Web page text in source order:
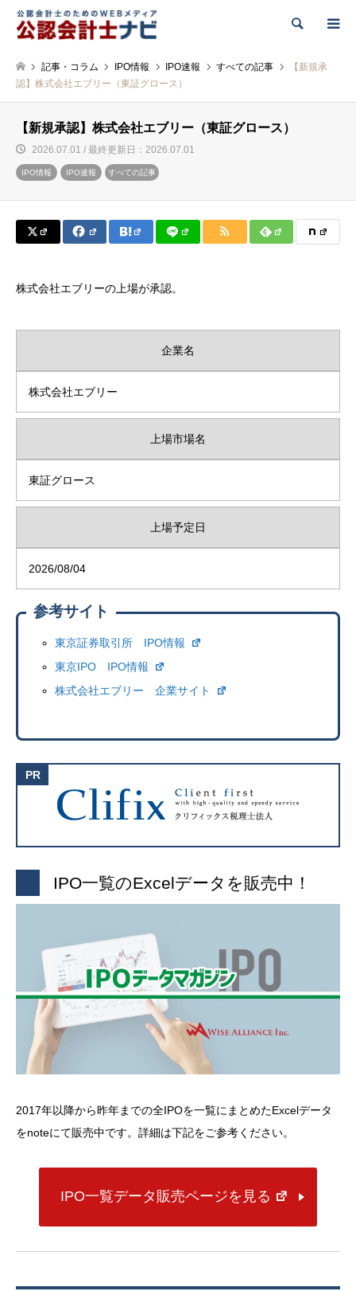
検索
記事・コラム IPO情報 IPO速報 すべての記事
【新規承
認】株式会社エブリー（東証グロース）
【新規承認】株式会社エブリー（東証グロース）
2026.07.01 / 最終更新日：2026.07.01
IPO情報 IPO速報 すべての記事
株式会社エブリーの上場が承認。
企業名
株式会社エブリー
上場市場名
東証グロース
上場予定日
2026/08/04
参考サイト
東京証券取引所 IPO情報
東京IPO IPO情報
株式会社エブリー 企業サイト
IPO一覧のExcelデータを販売中！
2017年以降から昨年までの全IPOを一覧にまとめたExcelデータ
をnoteにて販売中です。詳細は下記をご参考ください。
IPO一覧データ販売ページを見る